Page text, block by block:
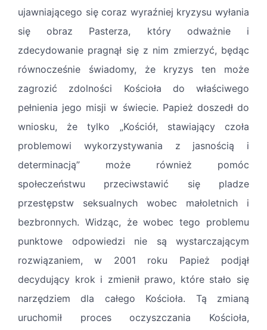
ujawniającego się coraz wyraźniej kryzysu wyłania
się obraz Pasterza, który odważnie i
zdecydowanie pragnął się z nim zmierzyć, będąc
równocześnie świadomy, że kryzys ten może
zagrozić zdolności Kościoła do właściwego
pełnienia jego misji w świecie. Papież doszedł do
wniosku, że tylko „Kościół, stawiający czoła
problemowi wykorzystywania z jasnością i
determinacją” może również pomóc
społeczeństwu przeciwstawić się pladze
przestępstw seksualnych wobec małoletnich i
bezbronnych. Widząc, że wobec tego problemu
punktowe odpowiedzi nie są wystarczającym
rozwiązaniem, w 2001 roku Papież podjął
decydujący krok i zmienił prawo, które stało się
narzędziem dla całego Kościoła. Tą zmianą
uruchomił proces oczyszczania Kościoła,